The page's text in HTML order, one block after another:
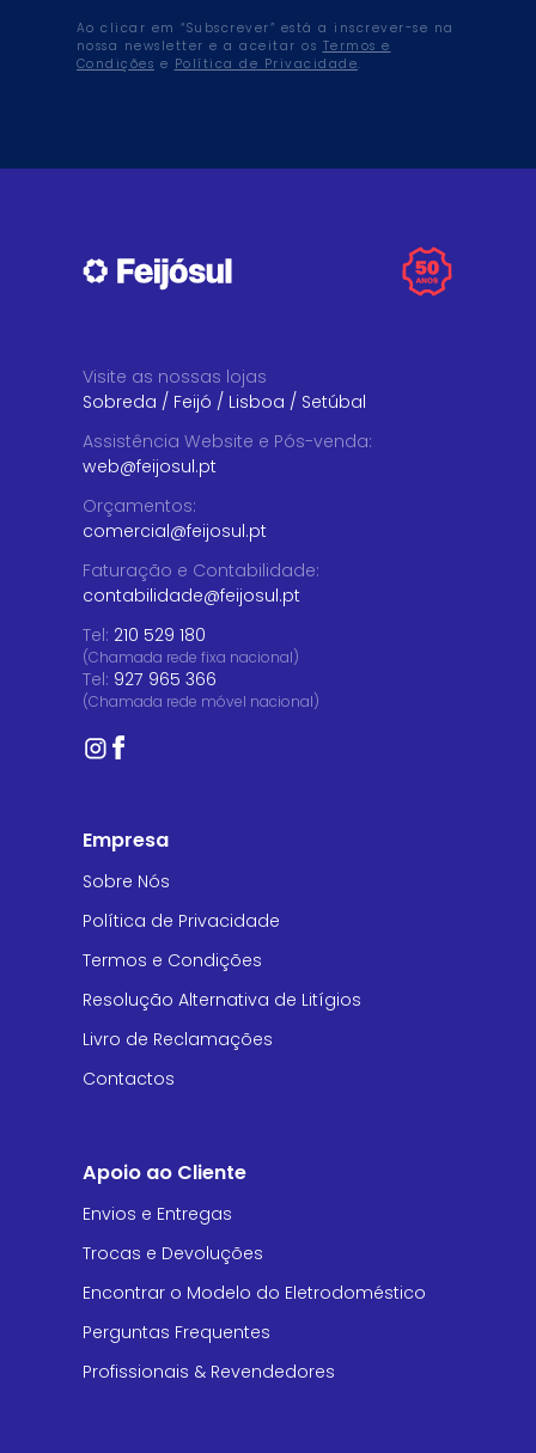
Ao clicar em “Subscrever” está a inscrever-se na
nossa newsletter e a aceitar os Termos e
Condições e Política de Privacidade.
Visite as nossas lojas
Sobreda / Feijó / Lisboa / Setúbal
Assistência Website e Pós-venda:
web@feijosul.pt
Orçamentos:
comercial@feijosul.pt
Faturação e Contabilidade:
contabilidade@feijosul.pt
Tel: 210 529 180
(Chamada rede fixa nacional)
Tel: 927 965 366
(Chamada rede móvel nacional)
Empresa
Sobre Nós
Política de Privacidade
Termos e Condições
Resolução Alternativa de Litígios
Livro de Reclamações
Contactos
Apoio ao Cliente
Envios e Entregas
Trocas e Devoluções
Encontrar o Modelo do Eletrodoméstico
Perguntas Frequentes
Profissionais & Revendedores